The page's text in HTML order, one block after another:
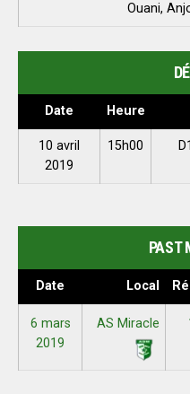
Ouani,
Date Heure
10 avril
2019
15h00
PAST
Date Local
6 mars
2019
AS Miracle